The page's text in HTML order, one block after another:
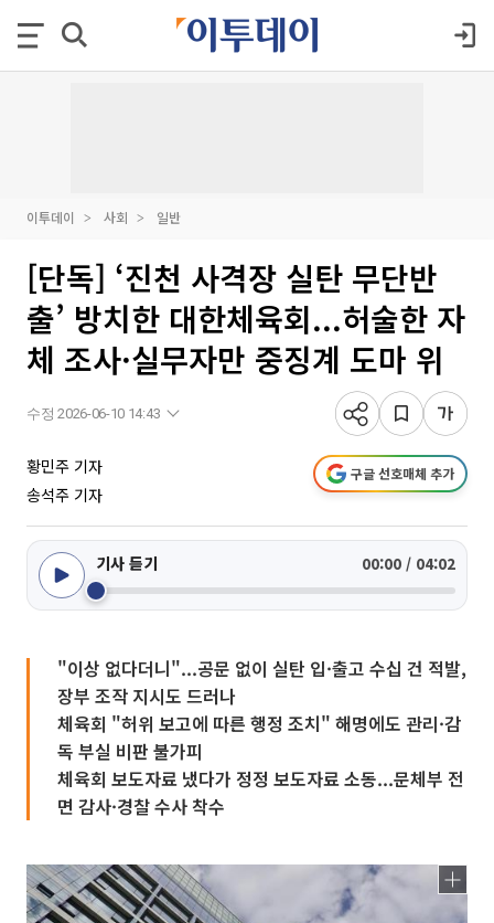
이투데이 사회 일반
[단독] ‘진천 사격장 실탄 무단반
출’ 방치한 대한체육회...허술한 자
체 조사·실무자만 중징계 도마 위
수정 2026-06-10 14:43
황민주 기자
송석주 기자
구글 선호매체 추가
기사 듣기 00:00 / 04:02
"이상 없다더니"...공문 없이 실탄 입·출고 수십 건 적발,
장부 조작 지시도 드러나
체육회 "허위 보고에 따른 행정 조치" 해명에도 관리·감
독 부실 비판 불가피
체육회 보도자료 냈다가 정정 보도자료 소동...문체부 전
면 감사·경찰 수사 착수